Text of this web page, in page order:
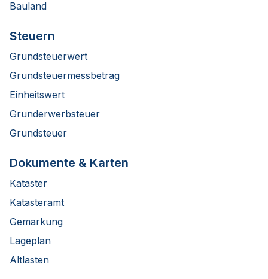
Bauland
Steuern
Grundsteuerwert
Grundsteuermessbetrag
Einheitswert
Grunderwerbsteuer
Grundsteuer
Dokumente & Karten
Kataster
Katasteramt
Gemarkung
Lageplan
Altlasten